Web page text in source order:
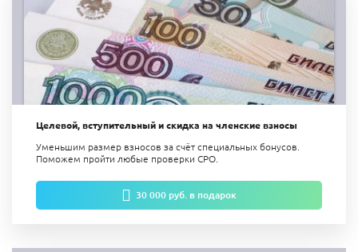
Целевой, вступительный и скидка на членские взносы
Уменьшим размер взносов за счёт специальных бонусов.
Поможем пройти любые проверки СРО.
30 000 руб. в подарок